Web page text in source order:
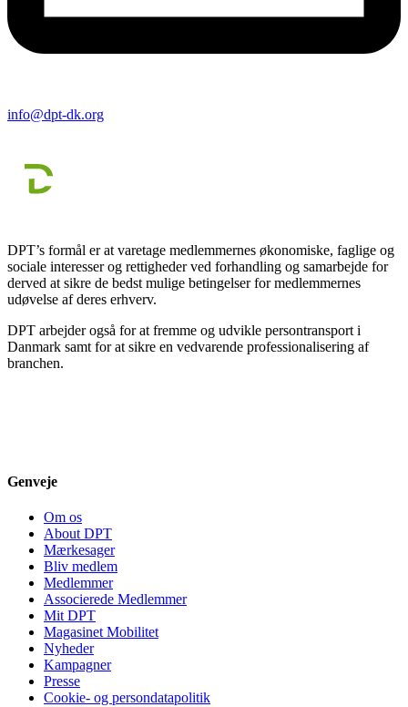
info@dpt-dk.org
DPT’s formål er at varetage medlemmernes økonomiske, faglige og
sociale interesser og rettigheder ved forhandling og samarbejde for
derved at sikre de bedst mulige betingelser for medlemmernes
udøvelse af deres erhverv.
DPT arbejder også for at fremme og udvikle persontransport i
Danmark samt for at sikre en vedvarende professionalisering af
branchen.
Genveje
Om os
About DPT
Mærkesager
Bliv medlem
Medlemmer
Associerede Medlemmer
Mit DPT
Magasinet Mobilitet
Nyheder
Kampagner
Presse
Cookie- og persondatapolitik